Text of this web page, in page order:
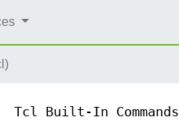
Tcl Built-In Commands